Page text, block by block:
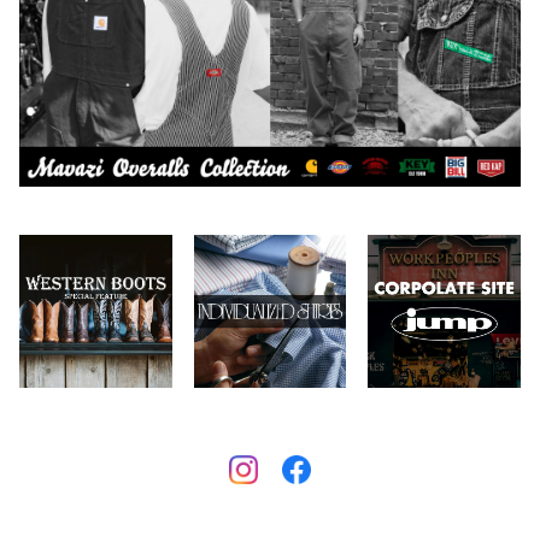
Carhartt
Collonil
CONVERSE
Crescent Down Works
バイク用品
ケア用品
本、写真集
2026.6.29
2026.7.23
2026.6.27